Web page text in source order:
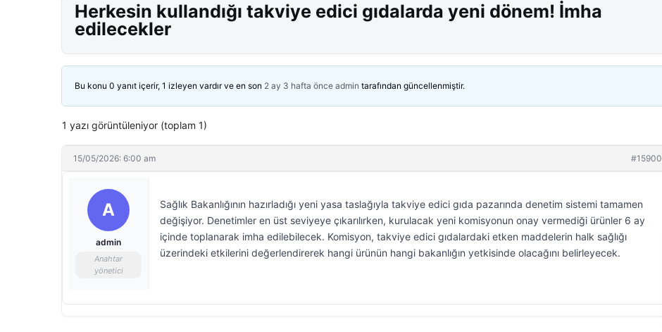
Herkesin kullandığı takviye edici gıdalarda yeni dönem! İmha
edilecekler
Bu konu 0 yanıt içerir, 1 izleyen vardır ve en son 2 ay 3 hafta önce admin tarafından güncellenmiştir.
1 yazı görüntüleniyor (toplam 1)
15/05/2026: 6:00 am #15900
A
admin
Anahtar
yönetici
Sağlık Bakanlığının hazırladığı yeni yasa taslağıyla takviye edici gıda pazarında denetim sistemi tamamen
değişiyor. Denetimler en üst seviyeye çıkarılırken, kurulacak yeni komisyonun onay vermediği ürünler 6 ay
içinde toplanarak imha edilebilecek. Komisyon, takviye edici gıdalardaki etken maddelerin halk sağlığı
üzerindeki etkilerini değerlendirerek hangi ürünün hangi bakanlığın yetkisinde olacağını belirleyecek.